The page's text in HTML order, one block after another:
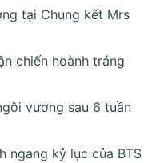
tại Chung kết Mrs
chiến hoành tráng
vương sau 6 tuần
ngang kỷ lục của BTS